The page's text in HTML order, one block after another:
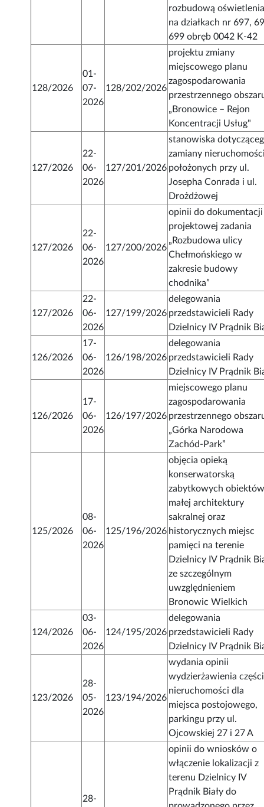
rozbudową
na działkach nr 697,
699 obręb 0042 K-42
128/2026
01-
07-
2026
128/202/2026
projektu zmiany
miejscowego planu
zagospodarowania
przestrzennego
„Bronowice – Rejon
Koncentracji Usług"
127/2026
22-
06-
2026
127/201/2026
stanowiska
zamiany
położonych przy ul.
Josepha Conrada i ul.
Drożdżowej
127/2026
22-
06-
2026
127/200/2026
opinii do dokumentacji
projektowej zadania
„Rozbudowa ulicy
Chełmońskiego w
zakresie budowy
chodnika”
127/2026
22-
06-
2026
127/199/2026
delegowania
przedstawicieli Rady
Dzielnicy IV Prądnik
126/2026
17-
06-
2026
126/198/2026
delegowania
przedstawicieli Rady
Dzielnicy IV Prądnik
126/2026
17-
06-
2026
126/197/2026
miejscowego planu
zagospodarowania
przestrzennego
„Górka Narodowa
Zachód-Park”
125/2026
08-
06-
2026
125/196/2026
objęcia opieką
konserwatorską
zabytkowych
małej architektury
sakralnej oraz
historycznych miejsc
pamięci na terenie
Dzielnicy IV Prądnik
ze szczególnym
uwzględnieniem
Bronowic Wielkich
124/2026
03-
06-
2026
124/195/2026
delegowania
przedstawicieli Rady
Dzielnicy IV Prądnik
123/2026
28-
05-
2026
123/194/2026
wydania opinii
wydzierżawienia części
nieruchomości dla
miejsca postojowego,
parkingu przy ul.
Ojcowskiej 27 i 27 A
28-
opinii do wniosków o
włączenie lokalizacji z
terenu Dzielnicy IV
Prądnik Biały do